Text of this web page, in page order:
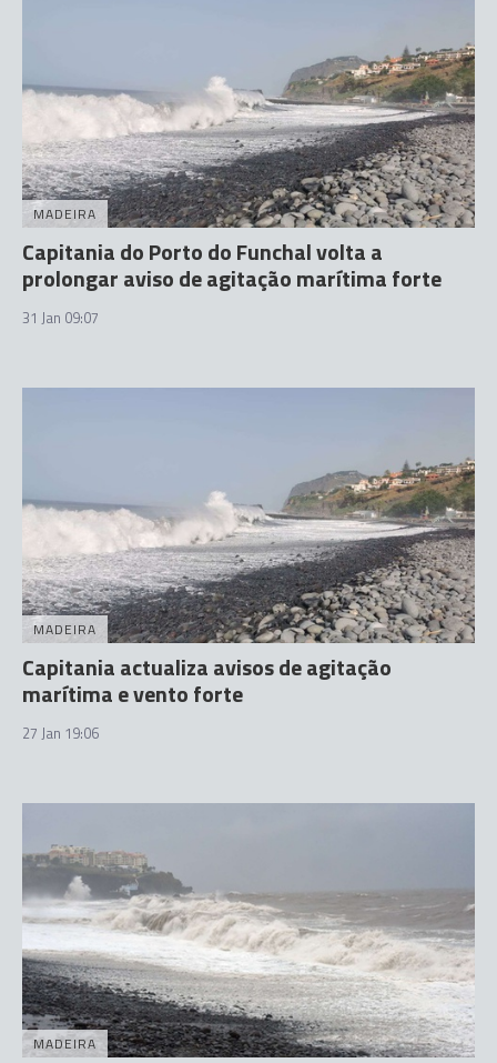
MADEIRA
Capitania do Porto do Funchal volta a
prolongar aviso de agitação marítima forte
31 Jan 09:07
MADEIRA
Capitania actualiza avisos de agitação
marítima e vento forte
27 Jan 19:06
MADEIRA